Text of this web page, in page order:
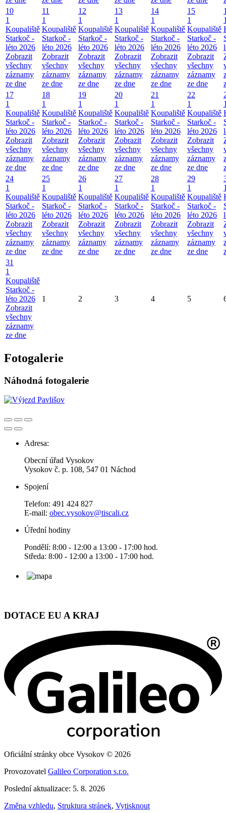
10
1
Koupaliště
Starkoč -
léto 2026
Zobrazit
všechny
záznamy
ze dne
11
1
Koupaliště
Starkoč -
léto 2026
Zobrazit
všechny
záznamy
ze dne
12
1
Koupaliště
Starkoč -
léto 2026
Zobrazit
všechny
záznamy
ze dne
13
1
Koupaliště
Starkoč -
léto 2026
Zobrazit
všechny
záznamy
ze dne
14
1
Koupaliště
Starkoč -
léto 2026
Zobrazit
všechny
záznamy
ze dne
15
1
Koupaliště
Starkoč -
léto 2026
Zobrazit
všechny
záznamy
ze dne
17
1
Koupaliště
Starkoč -
léto 2026
Zobrazit
všechny
záznamy
ze dne
18
1
Koupaliště
Starkoč -
léto 2026
Zobrazit
všechny
záznamy
ze dne
19
1
Koupaliště
Starkoč -
léto 2026
Zobrazit
všechny
záznamy
ze dne
20
1
Koupaliště
Starkoč -
léto 2026
Zobrazit
všechny
záznamy
ze dne
21
1
Koupaliště
Starkoč -
léto 2026
Zobrazit
všechny
záznamy
ze dne
22
1
Koupaliště
Starkoč -
léto 2026
Zobrazit
všechny
záznamy
ze dne
24
1
Koupaliště
Starkoč -
léto 2026
Zobrazit
všechny
záznamy
ze dne
25
1
Koupaliště
Starkoč -
léto 2026
Zobrazit
všechny
záznamy
ze dne
26
1
Koupaliště
Starkoč -
léto 2026
Zobrazit
všechny
záznamy
ze dne
27
1
Koupaliště
Starkoč -
léto 2026
Zobrazit
všechny
záznamy
ze dne
28
1
Koupaliště
Starkoč -
léto 2026
Zobrazit
všechny
záznamy
ze dne
29
1
Koupaliště
Starkoč -
léto 2026
Zobrazit
všechny
záznamy
ze dne
31
1
Koupaliště
Starkoč -
léto 2026
Zobrazit
všechny
záznamy
ze dne
1 2 3 4 5
Fotogalerie
Náhodná fotogalerie
Adresa:
Obecní úřad Vysokov
Vysokov č. p. 108, 547 01 Náchod
Spojení
Telefon: 491 424 827
E-mail: obec.vysokov@tiscali.cz
Úřední hodiny
Pondělí: 8:00 - 12:00 a 13:00 - 17:00 hod.
Středa: 8:00 - 12:00 a 13:00 - 17:00 hod.
DOTACE EU A KRAJ
Oficiální stránky obce Vysokov © 2026
Provozovatel Galileo Corporation s.r.o.
Poslední aktualizace: 5. 8. 2026
Změna vzhledu, Struktura stránek, Vytisknout